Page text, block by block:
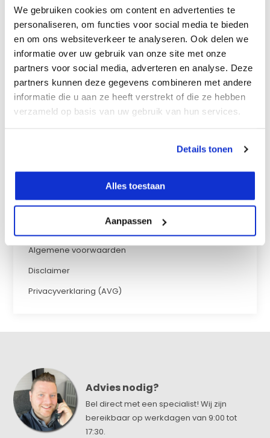
We gebruiken cookies om content en advertenties te
personaliseren, om functies voor social media te bieden
en om ons websiteverkeer te analyseren. Ook delen we
informatie over uw gebruik van onze site met onze
partners voor social media, adverteren en analyse. Deze
partners kunnen deze gegevens combineren met andere
informatie die u aan ze heeft verstrekt of die ze hebben
verzameld op basis van uw gebruik van hun services.
Details tonen
Alles toestaan
Aanpassen
Klantenservice
Contactgegevens
Over ons
Verzenden
Service & Garantie
Algemene voorwaarden
Disclaimer
Privacyverklaring (AVG)
Advies nodig?
Bel direct met een specialist! Wij zijn
bereikbaar op werkdagen van 9:00 tot
17:30.